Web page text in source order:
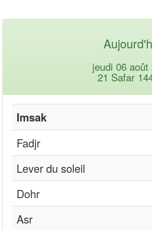
jeudi 06 août
21 Safar
Imsak
Fadjr
Lever du soleil
Dohr
Asr